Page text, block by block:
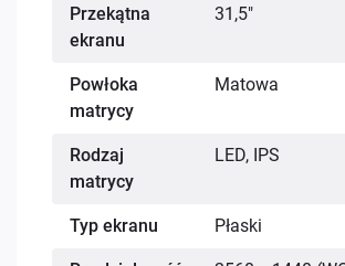
Przekątna
ekranu
31,5"
Powłoka
matrycy
Matowa
Rodzaj
matrycy
LED, IPS
Typ ekranu Płaski